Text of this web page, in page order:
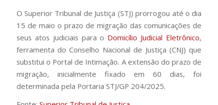
O Superior Tribunal de Justiça (STJ) prorrogou até o dia
15 de maio o prazo de migração das comunicações de
seus atos judiciais para o Domicílio Judicial Eletrônico,
ferramenta do Conselho Nacional de Justiça (CNJ) que
substitui o Portal de Intimação. A extensão do prazo de
migração, inicialmente fixado em 60 dias, foi
determinada pela Portaria STJ/GP 204/2025.